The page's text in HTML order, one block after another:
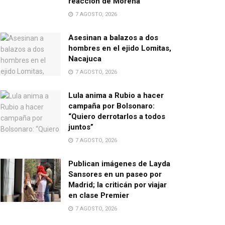
7 AGOSTO, 2026
Asesinan a balazos a dos
hombres en el ejido Lomitas,
Nacajuca
7 AGOSTO, 2026
Lula anima a Rubio a hacer
campaña por Bolsonaro:
“Quiero derrotarlos a todos
juntos”
7 AGOSTO, 2026
Publican imágenes de Layda
Sansores en un paseo por
Madrid; la criticán por viajar
en clase Premier
7 AGOSTO, 2026